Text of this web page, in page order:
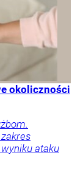
okoliczności
ataku